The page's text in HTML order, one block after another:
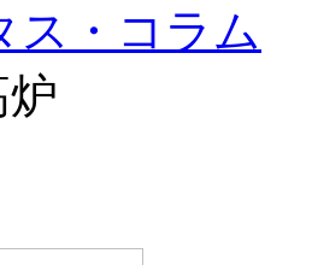
ス・コラム